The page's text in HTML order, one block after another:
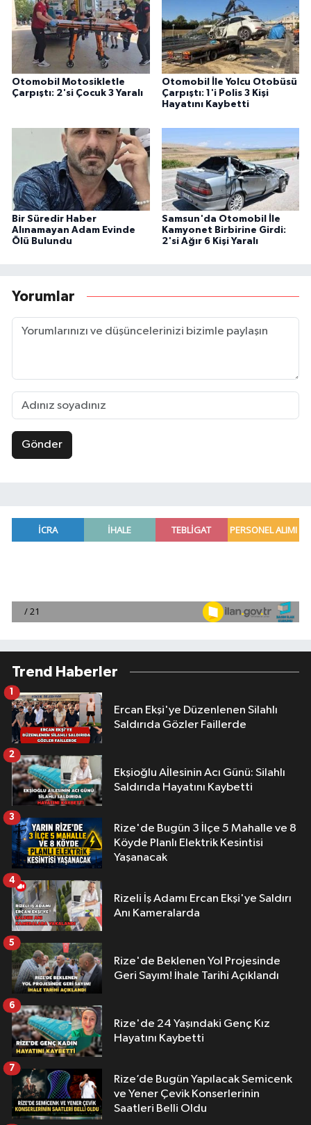
Otomobil Motosikletle
Çarpıştı: 2'si Çocuk 3 Yaralı
Otomobil İle Yolcu Otobüsü
Çarpıştı: 1'i Polis 3 Kişi
Hayatını Kaybetti
Bir Süredir Haber
Alınamayan Adam Evinde
Ölü Bulundu
Samsun'da Otomobil İle
Kamyonet Birbirine Girdi:
2'si Ağır 6 Kişi Yaralı
Yorumlar
Gönder
Trend Haberler
Ercan Ekşi'ye Düzenlenen Silahlı
Saldırıda Gözler Faillerde
1
Ekşioğlu Aİlesinin Acı Günü: Silahlı
Saldırıda Hayatını Kaybetti
2
Rize'de Bugün 3 İlçe 5 Mahalle ve 8
Köyde Planlı Elektrik Kesintisi
Yaşanacak
3
Rizeli İş Adamı Ercan Ekşi'ye Saldırı
Anı Kameralarda
4
Rize'de Beklenen Yol Projesinde
Geri Sayım! İhale Tarihi Açıklandı
5
Rize'de 24 Yaşındaki Genç Kız
Hayatını Kaybetti
6
Rize’de Bugün Yapılacak Semicenk
ve Yener Çevik Konserlerinin
Saatleri Belli Oldu
7